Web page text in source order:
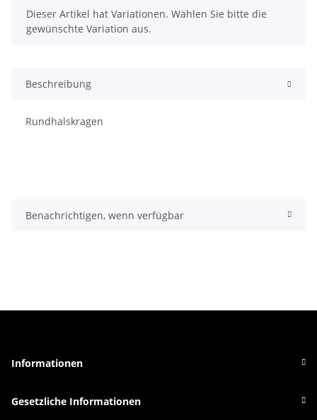
x
Dieser Artikel hat Variationen. Wählen Sie bitte die
gewünschte Variation aus.
Beschreibung
Rundhalskragen
Benachrichtigen, wenn verfügbar
Informationen
Gesetzliche Informationen